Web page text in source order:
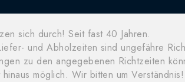
sich durch! Seit fast 40 Jahren.
und Abholzeiten sind ungefähre
zu den angegebenen Richtzeiten
möglich. Wir bitten um Verständnis!